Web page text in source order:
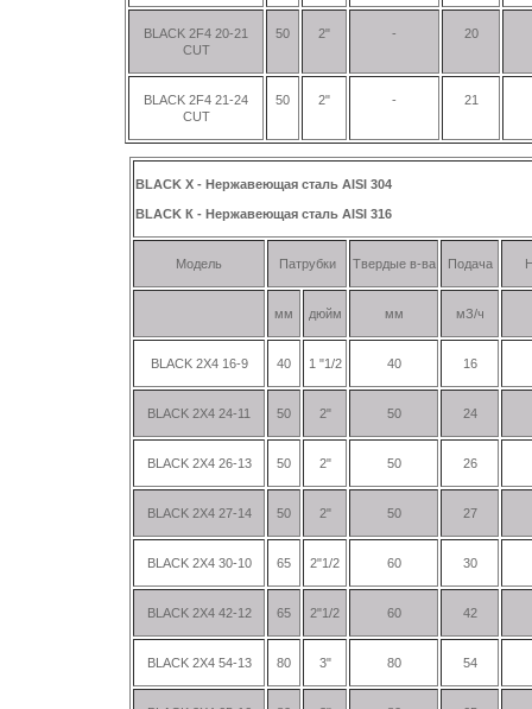
BLACK 2F4 20-21
CUT
50 2" - 20
BLACK 2F4 21-24
CUT
50 2" - 21
BLACK X - Нержавеющая сталь AISI 304
BLACK К - Нержавеющая сталь AISI 316
Модель Патрубки Твердые в-ва Подача
мм дюйм мм мЗ/ч
BLACK 2X4 16-9 40 1 "1/2 40 16
BLACK 2X4 24-11 50 2" 50 24
BLACK 2X4 26-13 50 2" 50 26
BLACK 2X4 27-14 50 2" 50 27
BLACK 2X4 30-10 65 2"1/2 60 30
BLACK 2X4 42-12 65 2"1/2 60 42
BLACK 2X4 54-13 80 3" 80 54